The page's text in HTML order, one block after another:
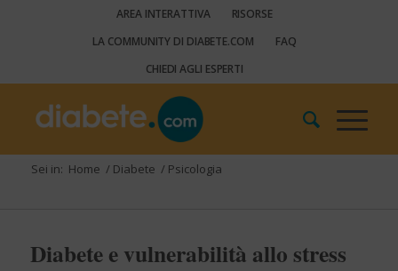
AREA INTERATTIVA
RISORSE
LA COMMUNITY DI DIABETE.COM
FAQ
CHIEDI AGLI ESPERTI
Sei in: Home / Diabete / Psicologia
Diabete e vulnerabilità allo stress